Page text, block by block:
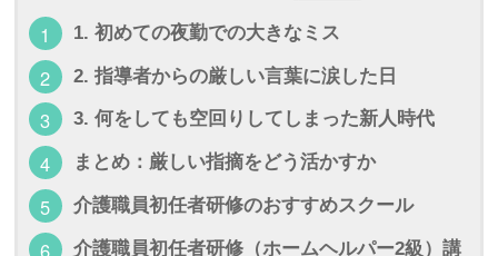
1. 初めての夜勤での大きなミス
2. 指導者からの厳しい言葉に涙した日
3. 何をしても空回りしてしまった新人時代
まとめ：厳しい指摘をどう活かすか
介護職員初任者研修のおすすめスクール
介護職員初任者研修（ホームヘルパー2級）講